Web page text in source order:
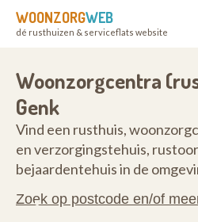
WOONZORGWEB
dé rusthuizen & serviceflats website
Woonzorgcentra
Genk
Vind een rusthuis,
en verzorgingstehuis,
bejaardentehuis in de
Zoek op postcode en/of